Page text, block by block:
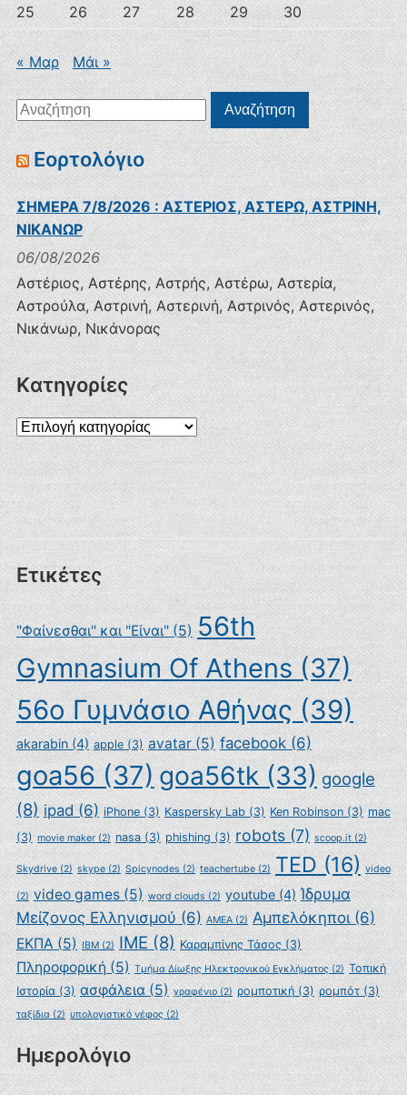
25 26 27 28 29 30
« Μαρ Μάι »
Αναζήτηση
για:
Αναζήτηση
Εορτολόγιο
ΣΗΜΕΡΑ 7/8/2026 : ΑΣΤΕΡΙΟΣ, ΑΣΤΕΡΩ, ΑΣΤΡΙΝΗ,
ΝΙΚΑΝΩΡ
06/08/2026
Αστέριος, Αστέρης, Αστρής, Αστέρω, Αστερία,
Αστρούλα, Αστρινή, Αστερινή, Αστρινός, Αστερινός,
Νικάνωρ, Νικάνορας
Kατηγορίες
Kατηγορίες
Ετικέτες
"Φαίνεσθαι" και "Είναι"(5) 56th
Gymnasium Of Athens(37)
56ο Γυμνάσιο Αθήνας(39)
akarabin(4) apple(3) avatar(5) facebook(6)
goa56(37)goa56tk(33) google
(8) ipad(6) iPhone(3) Kaspersky Lab(3) Ken Robinson(3) mac
(3) movie maker(2) nasa(3) phishing (3) robots(7) scoop.it(2)
Skydrive(2) skype(2) Spicynodes (2) teachertube(2) TED(16) video
(2) video games(5) word clouds(2) youtube(4) Ίδρυμα
Μείζονος Ελληνισμού(6) ΑΜΕΑ(2) Αμπελόκηποι(6)
ΕΚΠΑ(5) ΙΒΜ(2) ΙΜΕ(8) Καραμπίνης Τάσος(3)
Πληροφορική (5) Τμήμα Δίωξης Ηλεκτρονικού Εγκλήματος(2) Τοπική
Ιστορία(3) ασφάλεια(5) γραφένιο(2) ρομποτική(3) ρομπότ(3)
ταξίδια(2) υπολογιστικό νέφος (2)
Ημερολόγιο